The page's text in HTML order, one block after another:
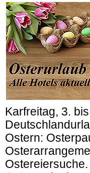
Karfreitag, 3.
Ostern: